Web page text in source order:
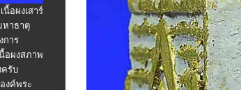
อผงเสาร์
หาธาตุ
การ
อผงสภาพ
ครับ
งค์พระ